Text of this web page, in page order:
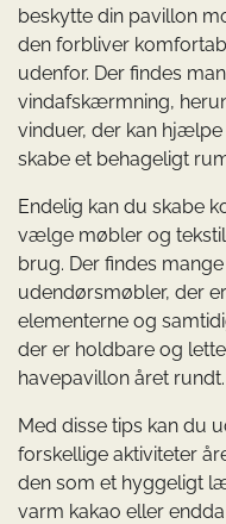
beskytte din pavillon
den forbliver
udenfor. Der findes
vindafskærmning,
vinduer, der kan
skabe et behageligt
Endelig kan du skabe
vælge møbler og
brug. Der findes
udendørsmøbler, der
elementerne og
der er holdbare og
havepavillon året rundt.
Med disse tips kan du
forskellige aktiviteter
den som et hyggeligt
varm kakao eller